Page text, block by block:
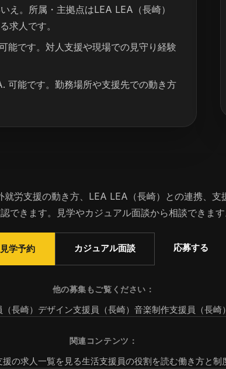
え。所属・主拠点はLEA LEA（長崎）
求人です。
能です。対人支援や現場での見守り経験
可能です。勤務場所や支援先での動き方
就労支援の動き方、LEA LEA（長崎）との連携、支
できます。見学やカジュアル面談から相談できます
見学予約 カジュアル面談 応募する
他の募集もご覧ください：
長崎） デザイン支援員（長崎） 音楽制作支援員（長崎）
関連コンテンツ：
の求人一覧を見る生活支援員の役割を読む働き方と制